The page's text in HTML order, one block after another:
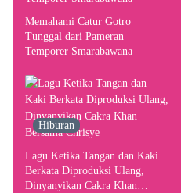
Memahami Catur Gotro
Tunggal dari Pameran
Temporer Smarabawana
Hiburan
Lagu Ketika Tangan dan Kaki
Berkata Diproduksi Ulang,
Dinyanyikan Cakra Khan